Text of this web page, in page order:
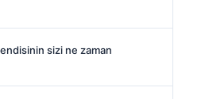
sizi ne zaman